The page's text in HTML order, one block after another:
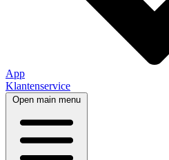
App
Klantenservice
Open main menu